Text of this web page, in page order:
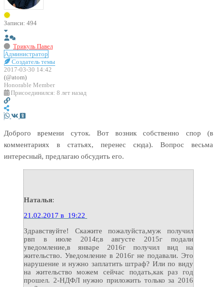
Записи: 494
Трикуль Павел
Администратор
Создатель темы
2017-03-30 14:42
(@atom)
Honorable Member
Присоединился: 8 лет назад
Доброго времени суток. Вот возник собственно спор (в
комментариях в статьях, перенес сюда). Вопрос весьма
интересный, предлагаю обсудить его.
Наталья:
21.02.2017 в 19:22
Здравствуйте! Скажите пожалуйста,муж получил
рвп в июле 2014г,в августе 2015г подали
уведомление,в январе 2016г получил вид на
жительство. Уведомление в 2016г не подавали. Это
нарушение и нужно заплатить штраф? Или по виду
на жительство можем сейчас подать,как раз год
прошел. 2-НДФЛ нужно приложить только за 2016